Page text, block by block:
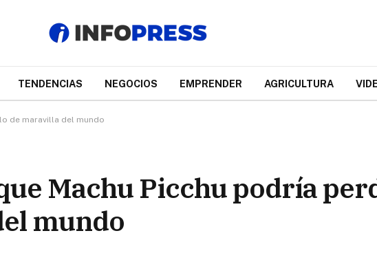
TENDENCIAS NEGOCIOS EMPRENDER AGRICULTURA
de maravilla del mundo
Machu Picchu podría
mundo